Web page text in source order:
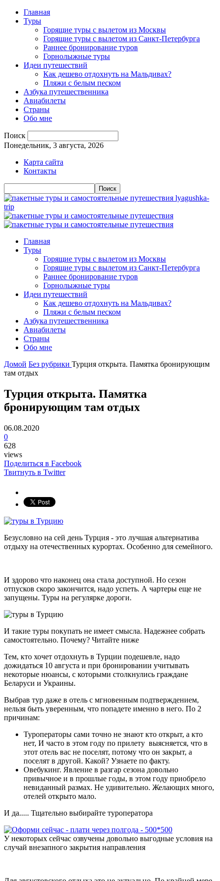
Главная
Туры
Горящие туры с вылетом из Москвы
Горящие туры с вылетом из Санкт-Петербурга
Раннее бронирование туров
Горнолыжные туры
Идеи путешествий
Как дешево отдохнуть на Мальдивах?
Пляжи с белым песком
Азбука путешественника
Авиабилеты
Страны
Обо мне
Поиск
Понедельник, 3 августа, 2026
Карта сайта
Контакты
lyagushka-
trip
Главная
Туры
Горящие туры с вылетом из Москвы
Горящие туры с вылетом из Санкт-Петербурга
Раннее бронирование туров
Горнолыжные туры
Идеи путешествий
Как дешево отдохнуть на Мальдивах?
Пляжи с белым песком
Азбука путешественника
Авиабилеты
Страны
Обо мне
Домой Без рубрики Турция открыта. Памятка бронирующим
там отдых
Турция открыта. Памятка
бронирующим там отдых
06.08.2020
0
628
views
Поделиться в Facebook
Твитнуть в Twitter
Безусловно на сей день Турция - это лучшая альтернатива
отдыху на отечественных курортах. Особенно для семейного.
И здорово что наконец она стала доступной. Но сезон
отпусков скоро закончится, надо успеть. А чартеры еще не
запущены. Туры на регулярке дороги.
И такие туры покупать не имеет смысла. Надежнее собрать
самостоятельно. Почему? Читайте ниже
Тем, кто хочет отдохнуть в Турции подешевле, надо
дожидаться 10 августа и при бронировании учитывать
некоторые нюансы, с которыми столкнулись граждане
Беларуси и Украины.
Выбрав тур даже в отель с мгновенным подтверждением,
нельзя быть уверенным, что попадете именно в него. По 2
причинам:
Туроператоры сами точно не знают кто открыт, а кто
нет, И часто в этом году по прилету выясняется, что в
этот отель вас не поселят, потому что он закрыт, а
поселят в другой. Какой? Узнаете по факту.
Овебукинг. Явление в разгар сезона довольно
привычное и в прошлые годы, в этом году приобрело
невиданный размах. Не удивительно. Желающих много,
отелей открыто мало.
И да..... Тщательно выбирайте туроператора
У некоторых сейчас озвучены довольно выгодные условия на
случай внезапного закрытия направления